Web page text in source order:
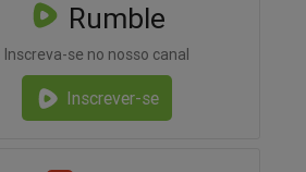
Rumble
Inscreva-se no nosso canal
Inscrever-se